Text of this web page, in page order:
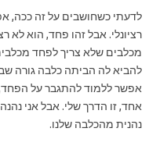
לדעתי כשחושבים על זה ככה,
רציונלי. אבל זהו פחד, הוא
מכלבים שלא צריך לפחד
אפשר ללמוד להתגבר על הפחד,
אחד, זו הדרך שלי. אבל אני
נהנית מהכלבה שלנו.